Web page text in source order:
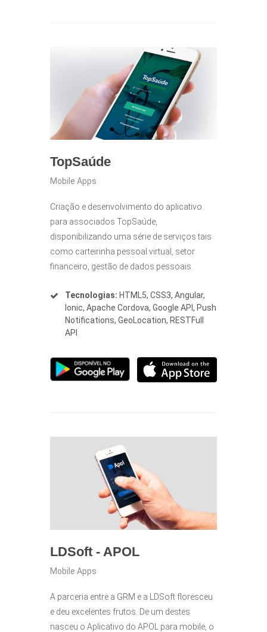
TopSaúde
Mobile Apps
Criação e desenvolvimento do aplicativo
para associados TopSaúde,
disponibilizando uma série de serviços tais
como carteirinha pessoal virtual, setor
financeiro, gestão de dados pessoais.
Tecnologias: HTML5, CSS3, Angular,
Ionic, Apache Cordova, Google API, Push
Notifications, GeoLocation, RESTFull
API
LDSoft - APOL
Mobile Apps
A parceria entre a GRM e a LDSoft floresceu
e deu excelentes frutos. De um destes
nasceu o Aplicativo do APOL para mobile, o